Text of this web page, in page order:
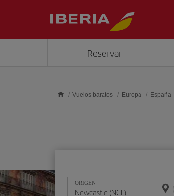
Reservar
Vuelos baratos Europa España
ORIGEN